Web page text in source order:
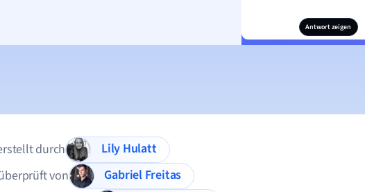
Antwort zeigen
durch
Lily Hulatt
von
Gabriel Freitas